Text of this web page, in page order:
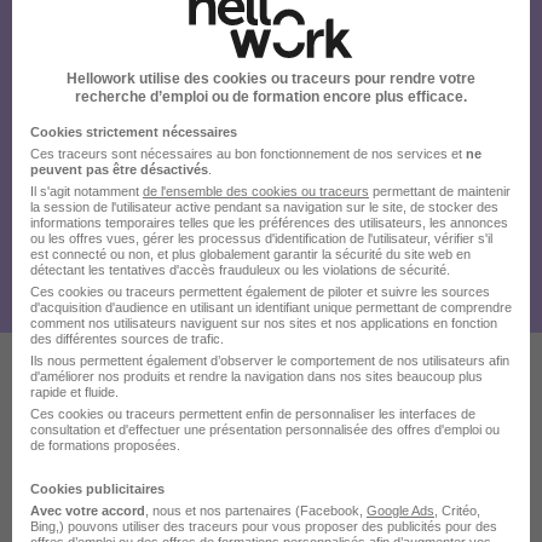
Ces offres pourraient aussi
vous intéresser
Hellowork utilise des cookies ou traceurs pour rendre votre
recherche d’emploi ou de formation encore plus efficace.
Cookies strictement nécessaires
Ces traceurs sont nécessaires au bon fonctionnement de nos services et ne
peuvent pas être désactivés
Il s'agit notamment de l'ensemble des cookies ou traceurs permettant de maintenir
la session de l'utilisateur active pendant sa navigation sur le site, de stocker des
informations temporaires telles que les préférences des utilisateurs, les annonces
ou les offres vues, gérer les processus d'identification de l'utilisateur, vérifier s'il
est connecté ou non, et plus globalement garantir la sécurité du site web en
détectant les tentatives d'accès frauduleux ou les violations de sécurité.
Ces cookies ou traceurs permettent également de piloter et suivre les sources
d'acquisition d'audience en utilisant un identifiant unique permettant de comprendre
comment nos utilisateurs naviguent sur nos sites et nos applications en fonction
des différentes sources de trafic.
Ils nous permettent également d’observer le comportement de nos utilisateurs afin
d'améliorer nos produits et rendre la navigation dans nos sites beaucoup plus
rapide et fluide.
Ces cookies ou traceurs permettent enfin de personnaliser les interfaces de
consultation et d'effectuer une présentation personnalisée des offres d'emploi ou
de formations proposées.
Cookies publicitaires
Avec votre accord , nous et nos partenaires (Facebook, Google Ads , Critéo,
Bing,) pouvons utiliser des traceurs pour vous proposer des publicités pour des